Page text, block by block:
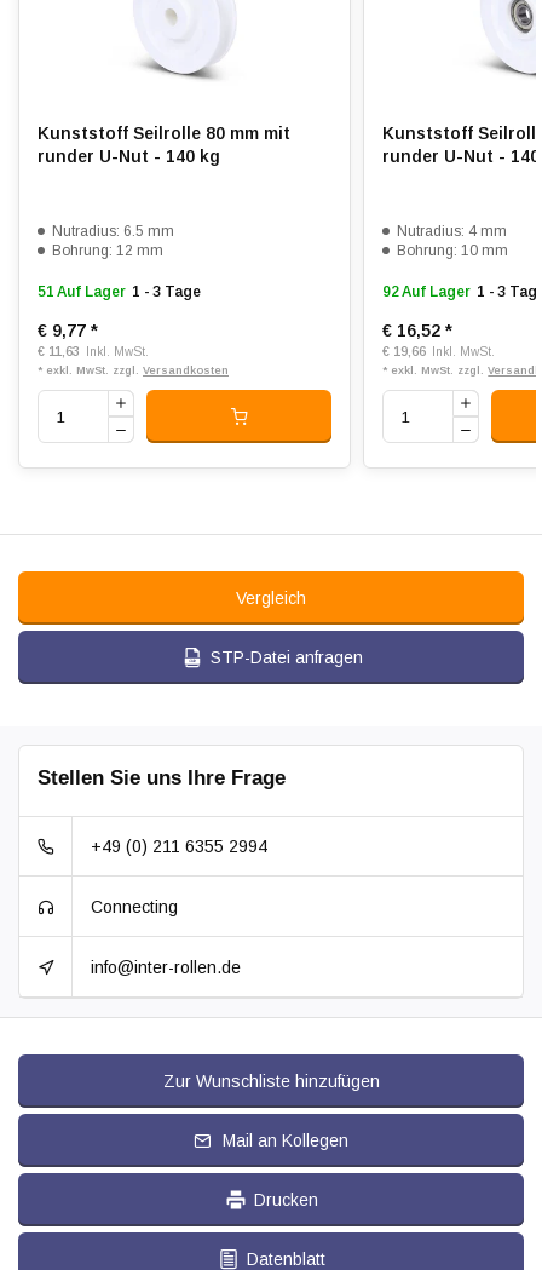
Kunststoff Seilrolle 80 mm mit
runder U-Nut - 140 kg
Nutradius: 6.5 mm
Bohrung: 12 mm
51 Auf Lager 1 - 3 Tage
€ 9,77 *
€ 11,63 Inkl. MwSt.
* exkl. MwSt. zzgl. Versandkosten
Kunststoff
runder U-Nut -
Nutradius: 4 mm
Bohrung: 10 mm
92 Auf Lager 1 - 3
€ 16,52*
€ 19,66 Inkl. MwSt.
* exkl. MwSt. zzgl.
Vergleich
STP-Datei anfragen
Stellen Sie uns Ihre Frage
+49 (0) 211 6355 2994
Connecting
info@inter-rollen.de
Zur Wunschliste hinzufügen
Mail an Kollegen
Drucken
Datenblatt